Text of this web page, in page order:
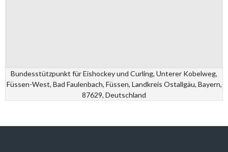
Bundesstützpunkt für Eishockey und Curling, Unterer Kobelweg,
Füssen-West, Bad Faulenbach, Füssen, Landkreis Ostallgäu, Bayern,
87629, Deutschland